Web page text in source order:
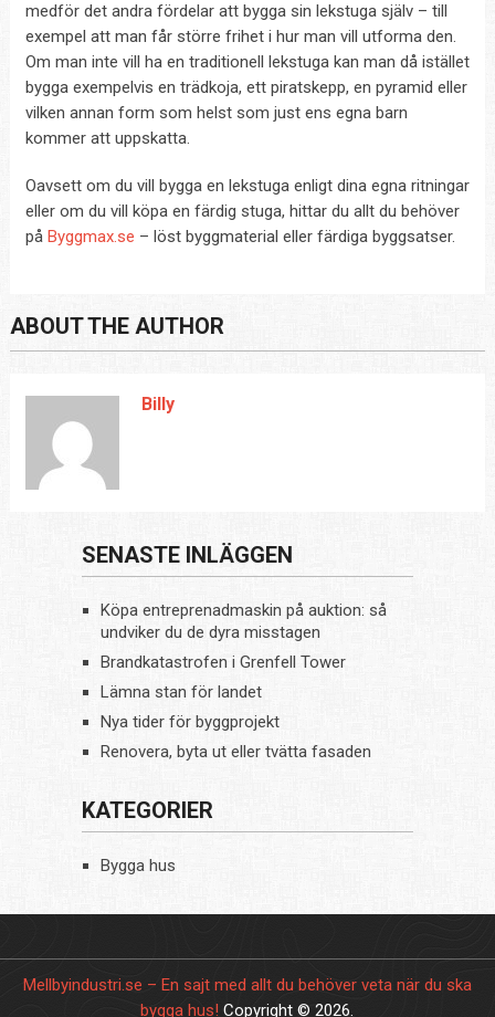
medför det andra fördelar att bygga sin lekstuga själv – till
exempel att man får större frihet i hur man vill utforma den.
Om man inte vill ha en traditionell lekstuga kan man då istället
bygga exempelvis en trädkoja, ett piratskepp, en pyramid eller
vilken annan form som helst som just ens egna barn
kommer att uppskatta.
Oavsett om du vill bygga en lekstuga enligt dina egna ritningar
eller om du vill köpa en färdig stuga, hittar du allt du behöver
på Byggmax.se – löst byggmaterial eller färdiga byggsatser.
ABOUT THE AUTHOR
Billy
SENASTE INLÄGGEN
Köpa entreprenadmaskin på auktion: så
undviker du de dyra misstagen
Brandkatastrofen i Grenfell Tower
Lämna stan för landet
Nya tider för byggprojekt
Renovera, byta ut eller tvätta fasaden
KATEGORIER
Bygga hus
Mellbyindustri.se – En sajt med allt du behöver veta när du ska
bygga hus! Copyright © 2026.